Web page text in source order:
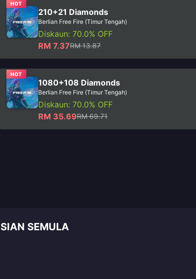
HOT
210+21 Diamonds
Berlian Free Fire (Timur Tengah)
Diskaun: 70.0% OFF
RM 7.37RM 13.87
HOT
1080+108 Diamonds
Berlian Free Fire (Timur Tengah)
Diskaun: 70.0% OFF
RM 35.69RM 69.71
SEMULA